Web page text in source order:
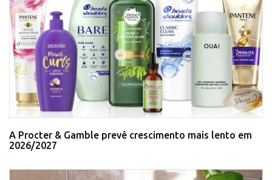
A Procter & Gamble prevê crescimento mais lento em
2026/2027